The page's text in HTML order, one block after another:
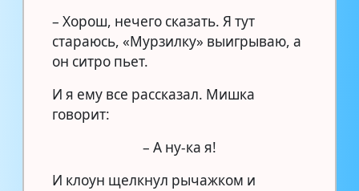
– Хорош, нечего сказать. Я тут
стараюсь, «Мурзилку» выигрываю, а
он ситро пьет.
И я ему все рассказал. Мишка
говорит:
– А ну-ка я!
И клоун щелкнул рычажком и